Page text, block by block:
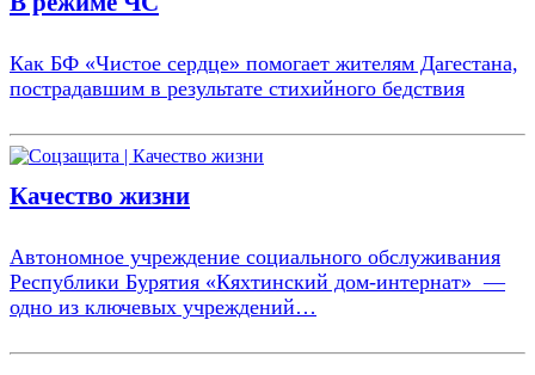
Как БФ «Чистое сердце» помогает жителям Дагестана,
пострадавшим в результате стихийного бедствия
Качество жизни
Автономное учреждение социального обслуживания
Республики Бурятия «Кяхтинский дом-интернат» —
одно из ключевых учреждений…